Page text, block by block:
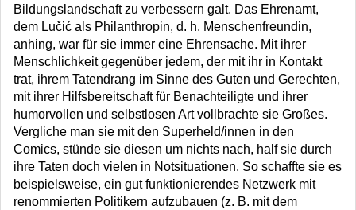
Bildungslandschaft zu verbessern galt. Das Ehrenamt,
dem Lučić als Philanthropin, d. h. Menschenfreundin,
anhing, war für sie immer eine Ehrensache. Mit ihrer
Menschlichkeit gegenüber jedem, der mit ihr in Kontakt
trat, ihrem Tatendrang im Sinne des Guten und Gerechten,
mit ihrer Hilfsbereitschaft für Benachteiligte und ihrer
humorvollen und selbstlosen Art vollbrachte sie Großes.
Vergliche man sie mit den Superheld/innen in den
Comics, stünde sie diesen um nichts nach, half sie durch
ihre Taten doch vielen in Notsituationen. So schaffte sie es
beispielsweise, ein gut funktionierendes Netzwerk mit
renommierten Politikern aufzubauen (z. B. mit dem